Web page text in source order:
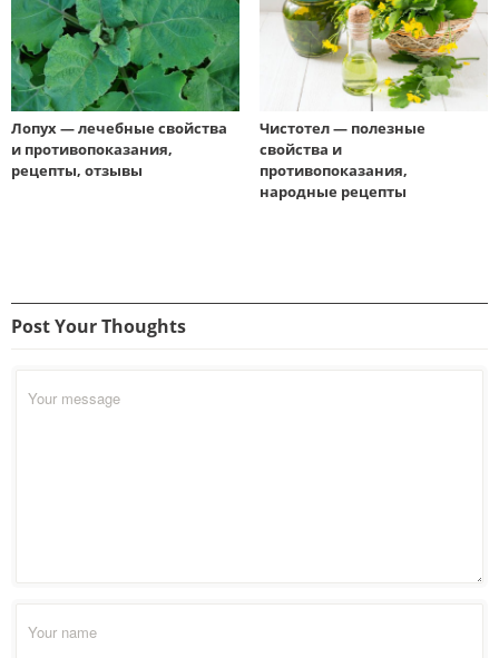
Лопух — лечебные свойства
и противопоказания,
рецепты, отзывы
Чистотел — полезные
свойства и
противопоказания,
народные рецепты
Post Your Thoughts